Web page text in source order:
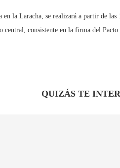
la Laracha, se realizará a partir de
consistente en la firma del
QUIZÁS TE